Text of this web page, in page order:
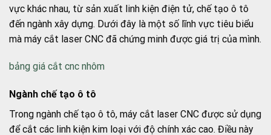
vực khác nhau, từ sản xuất linh kiện điện tử, chế tạo ô tô
đến ngành xây dựng. Dưới đây là một số lĩnh vực tiêu biểu
mà máy cắt laser CNC đã chứng minh được giá trị của mình.
bảng giá cắt cnc nhôm
Ngành chế tạo ô tô
Trong ngành chế tạo ô tô, máy cắt laser CNC được sử dụng
để cắt các linh kiện kim loại với độ chính xác cao. Điều này